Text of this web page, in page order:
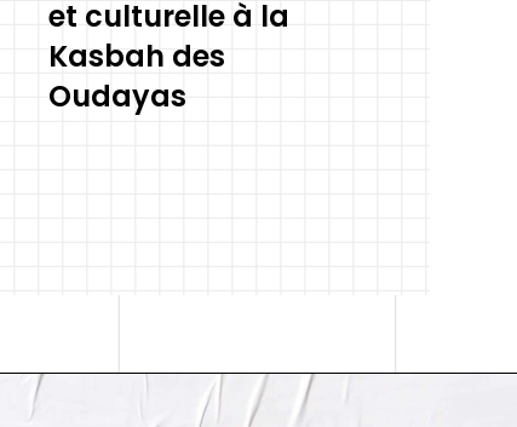
et culturelle à la
Kasbah des
Oudayas